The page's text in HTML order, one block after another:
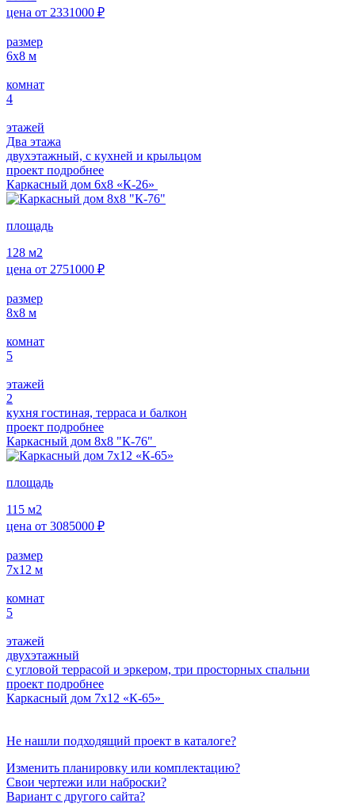
цена от 2331000 ₽
размер
6х8 м
комнат
4
этажей
Два этажа
двухэтажный, с кухней и крыльцом
проект подробнее
Каркасный дом 6х8 «К-26»
площадь
128 м2
цена от 2751000 ₽
размер
8х8 м
комнат
5
этажей
2
кухня гостиная, терраса и балкон
проект подробнее
Каркасный дом 8х8 "К-76"
площадь
115 м2
цена от 3085000 ₽
размер
7х12 м
комнат
5
этажей
двухэтажный
с угловой террасой и эркером, три просторных спальни
проект подробнее
Каркасный дом 7х12 «К-65»
Не нашли подходящий проект в каталоге?
Изменить планировку или комплектацию?
Свои чертежи или наброски?
Вариант с другого сайта?